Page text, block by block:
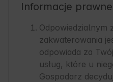
Informacje prawne
Odpowiedzialnym
zakwaterowania
odpowiada za
usług, które u
Gospodarz